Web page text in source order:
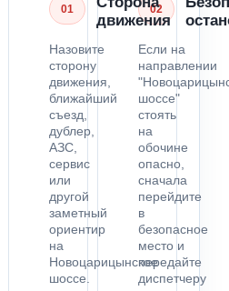
01
движения
Назовите
сторону
движения,
ближайший
съезд,
дублер,
АЗС,
сервис
или
другой
заметный
ориентир
на
Новоцарицынское
шоссе.
02
Если на
направлении
шоссе"
стоять
на
обочине
опасно,
сначала
перейдите
в
безопасное
место и
передайте
диспетчеру